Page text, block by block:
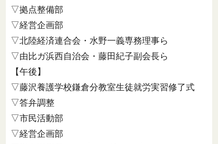
▽拠点整備部
▽経営企画部
▽北陸経済連合会・水野一義専務理事ら
▽由比ガ浜西自治会・藤田紀子副会長ら
【午後】
▽藤沢養護学校鎌倉分教室生徒就労実習修了式
▽答弁調整
▽市民活動部
▽経営企画部